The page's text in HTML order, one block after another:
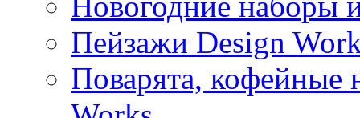
Пейзажи Design
Поварята, кофейные